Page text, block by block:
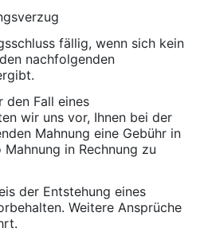
fällig, wenn sich kein
nachfolgenden
den Fall eines
wir uns vor, Ihnen bei der
Mahnung eine Gebühr in
in Rechnung zu
der Entstehung eines
Weitere Ansprüche